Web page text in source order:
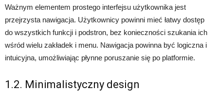
Ważnym elementem prostego interfejsu użytkownika jest
przejrzysta nawigacja. Użytkownicy powinni mieć łatwy dostęp
do wszystkich funkcji i podstron, bez konieczności szukania ich
wśród wielu zakładek i menu. Nawigacja powinna być logiczna i
intuicyjna, umożliwiając płynne poruszanie się po platformie.
1.2. Minimalistyczny design